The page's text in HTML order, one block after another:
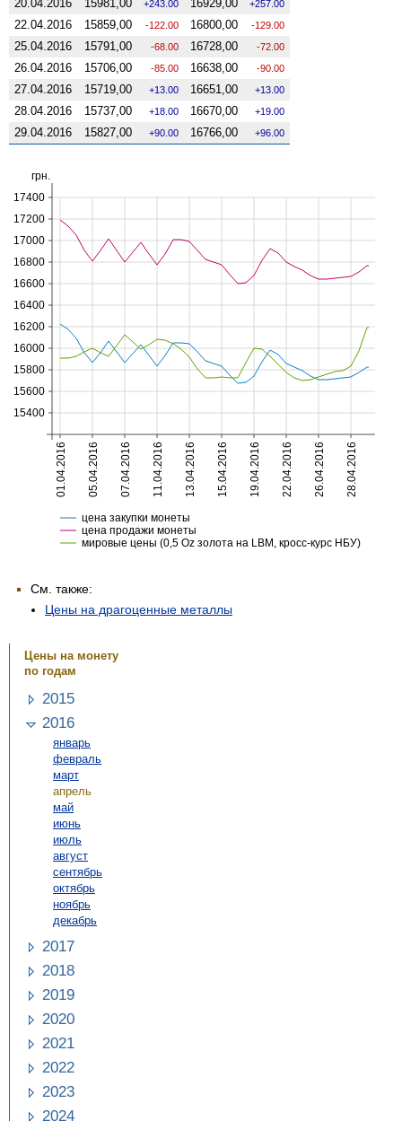
20.04.2016 15981,00 243.00 16929,00 257.00
22.04.2016 15859,00 -122.00 16800,00 -129.00
25.04.2016 15791,00 -68.00 16728,00 -72.00
26.04.2016 15706,00 -85.00 16638,00 -90.00
27.04.2016 15719,00 13.00 16651,00 13.00
28.04.2016 15737,00 18.00 16670,00 19.00
29.04.2016 15827,00 90.00 16766,00 96.00
См. также:
Цены на драгоценные металлы
Цены на монету
по годам
2015
2016
январь
февраль
март
апрель
май
июнь
июль
август
сентябрь
октябрь
ноябрь
декабрь
2017
2018
2019
2020
2021
2022
2023
2024